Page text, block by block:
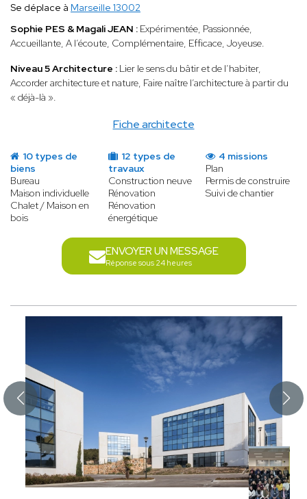
Fiche architecte
Se déplace à Marseille 13002
Sophie PES & Magali JEAN : Expérimentée, Passionnée,
Accueillante, A l’écoute, Complémentaire, Efficace, Joyeuse.
Niveau 5 Architecture : Lier le sens du bâtir et de l’habiter,
Accorder architecture et nature, Faire naître l’architecture à partir du
« déjà-là ».
10 types de
biens
Bureau
Maison individuelle
Chalet / Maison en
bois
12 types de
travaux
Construction neuve
Rénovation
Rénovation
énergétique
4 missions
Plan
Permis de construire
Suivi de chantier
ENVOYER UN MESSAGE
Réponse sous 24 heures